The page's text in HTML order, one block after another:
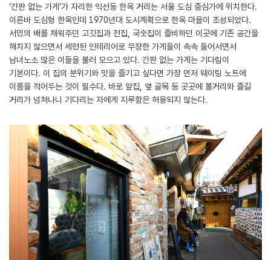
‘간판 없는 가게’가 자리한 익선동 한옥 거리는 서울 도심 중심가에 위치한다.
이른바 도심형 한옥인데 1970년대 도시계획으로 한옥 마을이 조성되었다.
서민의 배를 채워주던 고깃집과 전집, 국숫집이 즐비하던 이곳에 기존 공간을
해치지 않으면서 세련된 인테리어로 무장한 가게들이 속속 들어서면서
남녀노소 많은 이들을 불러 모으고 있다. 간판 없는 가게는 기다림이
기본이다. 이 집의 분위기와 맛을 즐기고 싶다면 가장 먼저 웨이팅 노트에
이름을 적어두는 것이 필수다. 바로 앞집, 옆 골목 등 곳곳에 볼거리와 즐길
거리가 넘쳐나니 기다리는 자에게 지루함은 허용되지 않는다.